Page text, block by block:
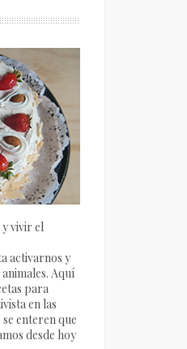
vivir el
activarnos y
Aquí
para
en las
enteren que
desde hoy